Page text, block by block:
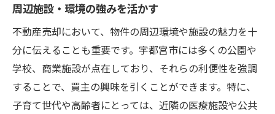
周辺施設・環境の強みを活かす
不動産売却において、物件の周辺環境や施設の魅力を十
分に伝えることも重要です。宇都宮市には多くの公園や
学校、商業施設が点在しており、それらの利便性を強調
することで、買主の興味を引くことができます。特に、
子育て世代や高齢者にとっては、近隣の医療施設や公共